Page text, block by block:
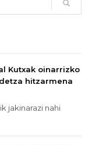
Kutxak oinarrizko
hitzarmena
jakinarazi nahi